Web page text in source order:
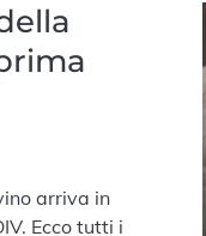
arriva in
Ecco tutti i